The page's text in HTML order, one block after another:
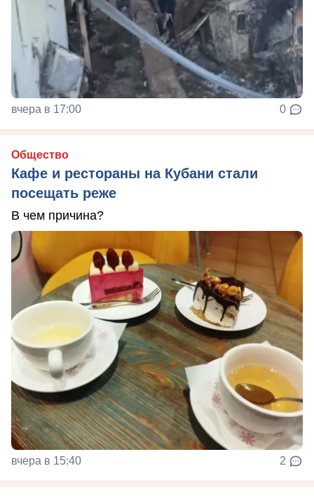
вчера в 17:00 0
Общество
Кафе и рестораны на Кубани стали
посещать реже
В чем причина?
вчера в 15:40 2